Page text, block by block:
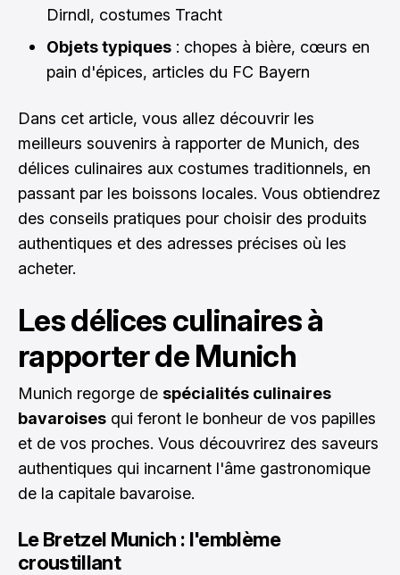
Dirndl, costumes Tracht
Objets typiques : chopes à bière, cœurs en
pain d'épices, articles du FC Bayern
Dans cet article, vous allez découvrir les
meilleurs souvenirs à rapporter de Munich, des
délices culinaires aux costumes traditionnels, en
passant par les boissons locales. Vous obtiendrez
des conseils pratiques pour choisir des produits
authentiques et des adresses précises où les
acheter.
Les délices culinaires à
rapporter de Munich
Munich regorge de spécialités culinaires
bavaroises qui feront le bonheur de vos papilles
et de vos proches. Vous découvrirez des saveurs
authentiques qui incarnent l'âme gastronomique
de la capitale bavaroise.
Le Bretzel Munich : l'emblème
croustillant